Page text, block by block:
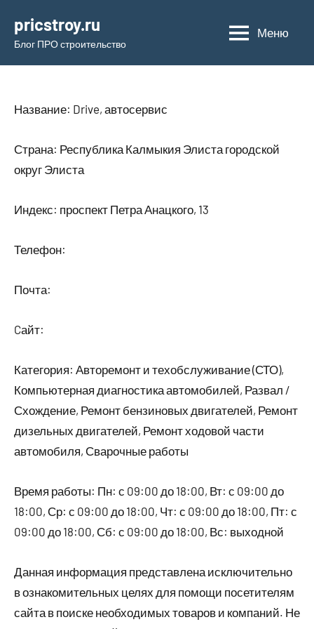
содержимому
pricstroy.ru
Блог ПРО строительство
Меню
Название: Drive, автосервис
Страна: Республика Калмыкия Элиста городской
округ Элиста
Индекс: проспект Петра Анацкого, 13
Телефон:
Почта:
Cайт:
Категория: Авторемонт и техобслуживание (СТО),
Компьютерная диагностика автомобилей, Развал /
Схождение, Ремонт бензиновых двигателей, Ремонт
дизельных двигателей, Ремонт ходовой части
автомобиля, Сварочные работы
Время работы: Пн: с 09:00 до 18:00, Вт: с 09:00 до
18:00, Ср: с 09:00 до 18:00, Чт: с 09:00 до 18:00, Пт: с
09:00 до 18:00, Сб: с 09:00 до 18:00, Вс: выходной
Данная информация представлена исключительно
в ознакомительных целях для помощи посетителям
сайта в поиске необходимых товаров и компаний. Не